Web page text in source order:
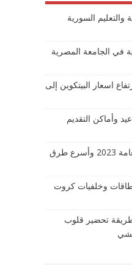
والتعليم السورية
في الجامعة المصرية
اسعار البيتكوين إلى
القدرات 2023 مواعيد وأماكن التقديم
موعد ظهور نتيجة الثانوية العامة 2023 وأسرع طرق
تحميل بطاقات وخلفيات كروت
تحضير قلوب